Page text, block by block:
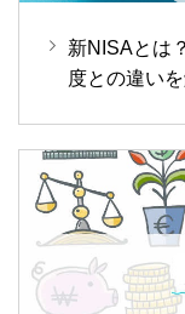
新NISAとは
度との違いを